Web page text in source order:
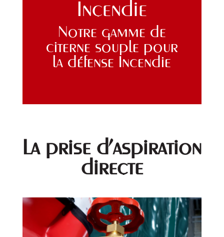
Incendie
Notre gamme de
citerne souple pour
la défense Incendie
La prise d'aspiration
directe